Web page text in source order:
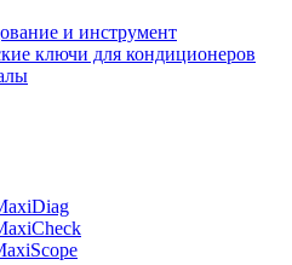
и инструмент
ключи для кондиционеров